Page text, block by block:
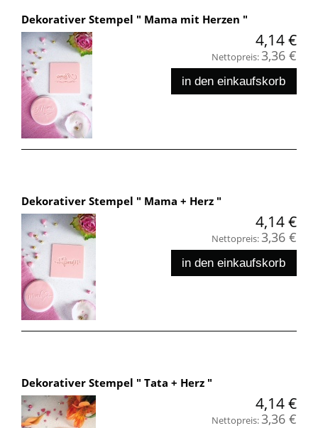
Dekorativer Stempel " Mama mit Herzen "
4,14 €
Nettopreis:3,36 €
in den einkaufskorb
Dekorativer Stempel " Mama + Herz "
4,14 €
Nettopreis:3,36 €
in den einkaufskorb
Dekorativer Stempel " Tata + Herz "
4,14 €
Nettopreis:3,36 €